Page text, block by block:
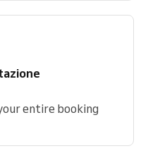
entire booking